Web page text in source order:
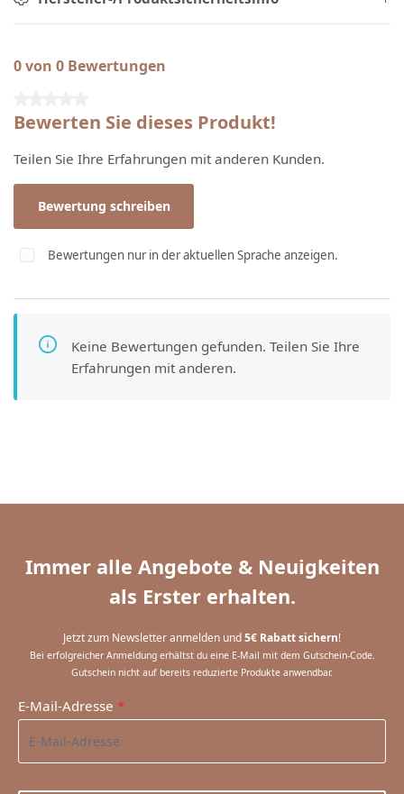
0 von 0 Bewertungen
Bewerten Sie dieses Produkt!
Teilen Sie Ihre Erfahrungen mit anderen Kunden.
Bewertung schreiben
Bewertungen nur in der aktuellen Sprache anzeigen.
Keine Bewertungen gefunden. Teilen Sie Ihre
Erfahrungen mit anderen.
Immer alle Angebote & Neuigkeiten
als Erster erhalten.
Jetzt zum Newsletter anmelden und5€ Rabatt sichern!
Bei erfolgreicher Anmeldung erhältst du eine E-Mail mit dem Gutschein-Code.
Gutschein nicht auf bereits reduzierte Produkte anwendbar.
E-Mail-Adresse *